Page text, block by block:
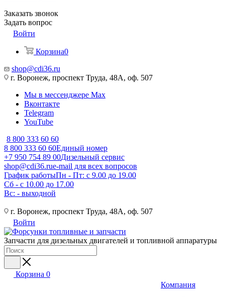
Заказать звонок
Задать вопрос
Войти
Корзина0
shop@cdi36.ru
г. Воронеж, проспект Труда, 48А, оф. 507
Мы в мессенджере Max
Вконтакте
Telegram
YouTube
8 800 333 60 60
8 800 333 60 60Единый номер
+7 950 754 89 00Дизельный сервис
shop@cdi36.rue-mail для всех вопросов
График работыПн - Пт: с 9.00 до 19.00
Сб - с 10.00 до 17.00
Вс: - выходной
г. Воронеж, проспект Труда, 48А, оф. 507
Войти
Запчасти для дизельных двигателей и топливной аппаратуры
Корзина 0
Компания